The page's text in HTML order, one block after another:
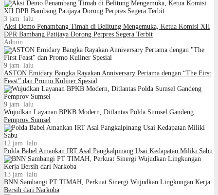
3 jam lalu
Aksi Demo Penambang Timah di Belitung Mengemuka, Ketua Komisi XII
DPR Bambang Patijaya Dorong Perpres Segera Terbit
Admin
9 jam lalu
ASTON Emidary Bangka Rayakan Anniversary Pertama dengan “The First
Feast” dan Promo Kuliner Spesial
9 jam lalu
Wujudkan Layanan BPKB Modern, Ditlantas Polda Sumsel Gandeng
Pemprov Sumsel
12 jam lalu
Polda Babel Amankan IRT Asal Pangkalpinang Usai Kedapatan Miliki Sabu
13 jam lalu
BNN Sambangi PT TIMAH, Perkuat Sinergi Wujudkan Lingkungan Kerja
Bersih dari Narkoba